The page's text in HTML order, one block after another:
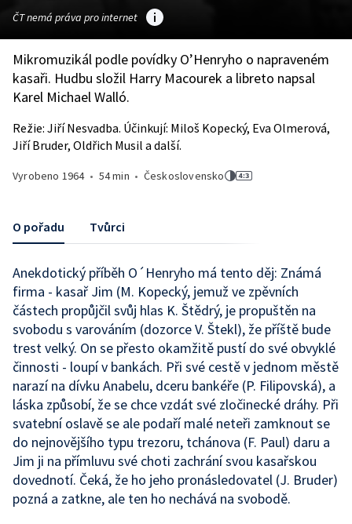
ČT nemá práva pro internet
Mikromuzikál podle povídky O’Henryho o napraveném
kasaři. Hudbu složil Harry Macourek a libreto napsal
Karel Michael Walló.
Režie: Jiří Nesvadba. Účinkují: Miloš Kopecký, Eva Olmerová,
Jiří Bruder, Oldřich Musil a další.
Vyrobeno 1964• 54 min • Československo
O pořadu Tvůrci
Anekdotický příběh O´Henryho má tento děj: Známá
firma - kasař Jim (M. Kopecký, jemuž ve zpěvních
částech propůjčil svůj hlas K. Štědrý, je propuštěn na
svobodu s varováním (dozorce V. Štekl), že příště bude
trest velký. On se přesto okamžitě pustí do své obvyklé
činnosti - loupí v bankách. Při své cestě v jednom městě
narazí na dívku Anabelu, dceru bankéře (P. Filipovská), a
láska způsobí, že se chce vzdát své zločinecké dráhy. Při
svatební oslavě se ale podaří malé neteři zamknout se
do nejnovějšího typu trezoru, tchánova (F. Paul) daru a
Jim ji na přímluvu své choti zachrání svou kasařskou
dovednotí. Čeká, že ho jeho pronásledovatel (J. Bruder)
pozná a zatkne, ale ten ho nechává na svobodě.